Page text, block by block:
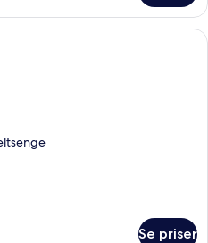
Et hotelværelse med en stor seng, et
Se priser